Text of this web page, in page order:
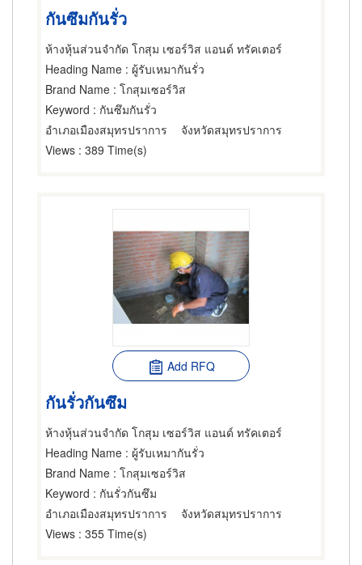
กันซึมกันรั่ว
ห้างหุ้นส่วนจำกัด โกสุม เซอร์วิส แอนด์ ทรัคเตอร์
Heading Name : ผู้รับเหมากันรั่ว
Brand Name : โกสุมเซอร์วิส
Keyword : กันซึมกันรั่ว
อำเภอเมืองสมุทรปราการ
จังหวัดสมุทรปราการ
Views : 389 Time(s)
Add RFQ
กันรั่วกันซึม
ห้างหุ้นส่วนจำกัด โกสุม เซอร์วิส แอนด์ ทรัคเตอร์
Heading Name : ผู้รับเหมากันรั่ว
Brand Name : โกสุมเซอร์วิส
Keyword : กันรั่วกันซึม
อำเภอเมืองสมุทรปราการ
จังหวัดสมุทรปราการ
Views : 355 Time(s)